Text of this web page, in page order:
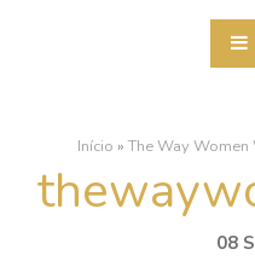
Início »The Way Women
08